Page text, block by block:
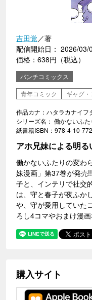
吉田覚／著
配信開始日： 2026/03/
価格：638円（税込）
バンチコミックス
青年コミック
ギャグ
作品カナ：ハタラカナイフ
シリーズ名： 働かないふた
紙書籍ISBN：978-4-10-
アホ兄妹による明る
働かないふたりの変わ
妹漫画」第37巻が発
子と、インテリで社交
は、守と春子が夜ふか
や、守が愛用していた
ろし4コマやおまけ漫
購入サイト